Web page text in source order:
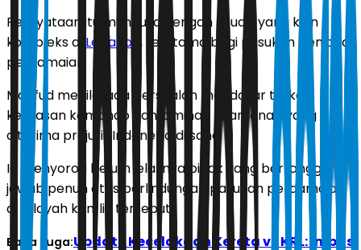
Pernyataan itu muncul di tengah situasi yang kian
kompleks di Lebanon , terutama bagi pasukan penjaga
perdamaian.
Mahfud menilai ada persoalan mendasar terkait
kejelasan komando dan jaminan keamanan yang
diterima prajurit Indonesia di sana.
Ia menyoroti belum jelasnya pihak yang bertanggung
jawab penuh atas perlindungan pasukan perdamaian
di wilayah konflik tersebut.
Baca Juga:Update Kecelakaan Kereta vs KRL: Imbas